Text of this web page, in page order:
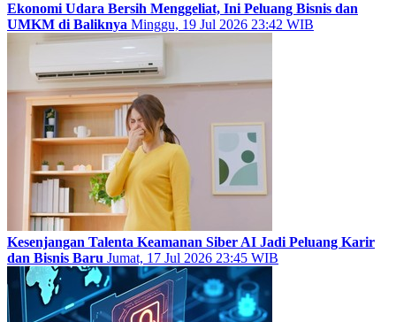
Ekonomi Udara Bersih Menggeliat, Ini Peluang Bisnis dan
UMKM di Baliknya Minggu, 19 Jul 2026 23:42 WIB
Kesenjangan Talenta Keamanan Siber AI Jadi Peluang Karir
dan Bisnis Baru Jumat, 17 Jul 2026 23:45 WIB